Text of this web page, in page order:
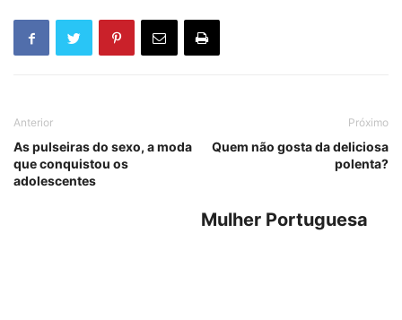
Anterior
As pulseiras do sexo, a moda
que conquistou os
adolescentes
Próximo
Quem não gosta da deliciosa
polenta?
Mulher Portuguesa